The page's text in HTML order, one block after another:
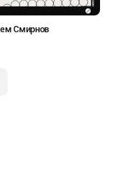
Смирнов